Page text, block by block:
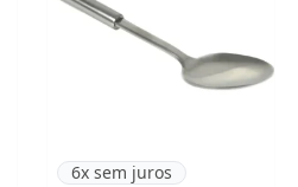
6x sem juros